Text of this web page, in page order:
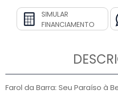
SIMULAR
FINANCIAMENTO
Farol da Barra: Seu Paraíso à